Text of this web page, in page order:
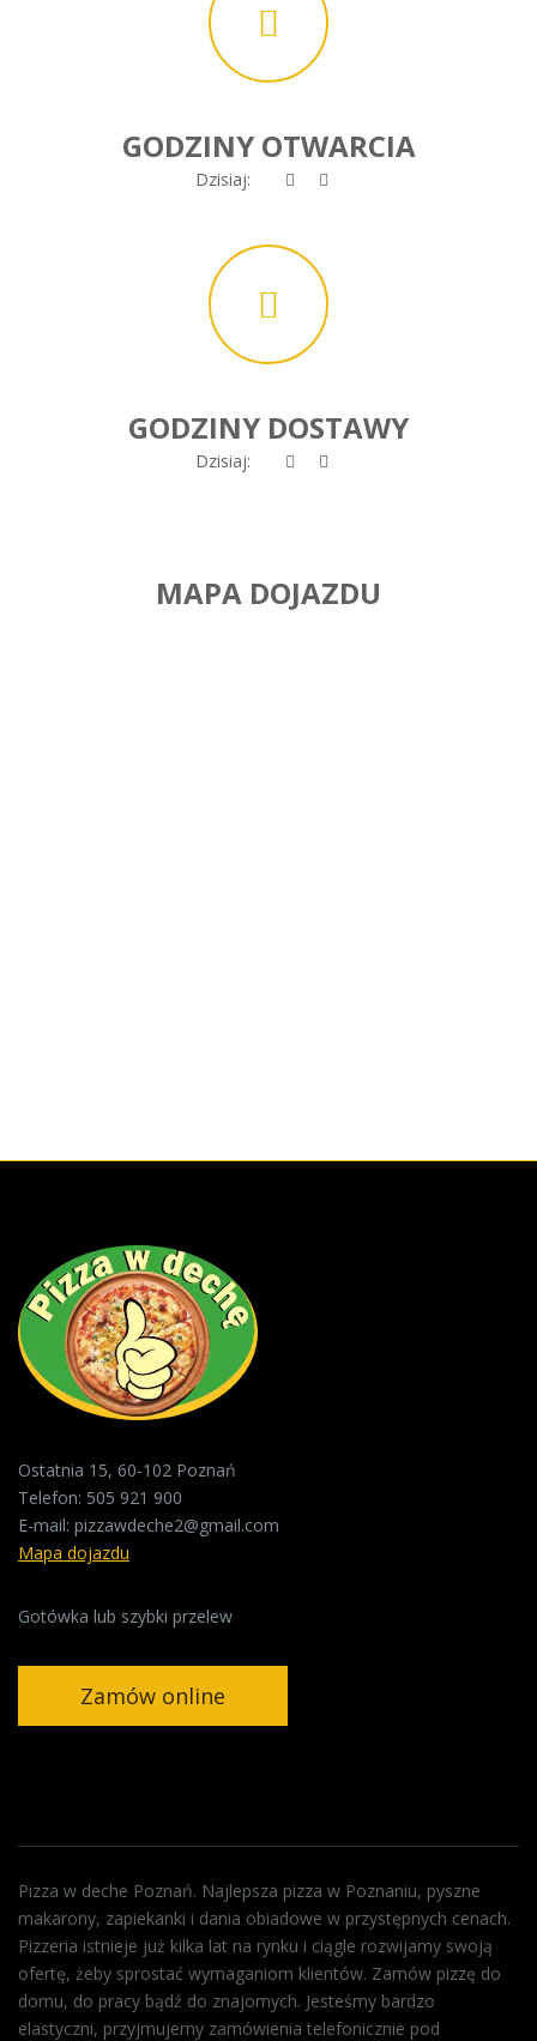
GODZINY OTWARCIA
Dzisiaj:
GODZINY DOSTAWY
Dzisiaj:
MAPA DOJAZDU
Ostatnia 15, 60-102 Poznań
Telefon: 505 921 900
E-mail: pizzawdeche2@gmail.com
Mapa dojazdu
Gotówka lub szybki przelew
Zamów online
Pizza w deche Poznań. Najlepsza pizza w Poznaniu, pyszne
makarony, zapiekanki i dania obiadowe w przystępnych cenach.
Pizzeria istnieje już kilka lat na rynku i ciągle rozwijamy swoją
ofertę, żeby sprostać wymaganiom klientów. Zamów pizzę do
domu, do pracy bądź do znajomych. Jesteśmy bardzo
elastyczni, przyjmujemy zamówienia telefonicznie pod